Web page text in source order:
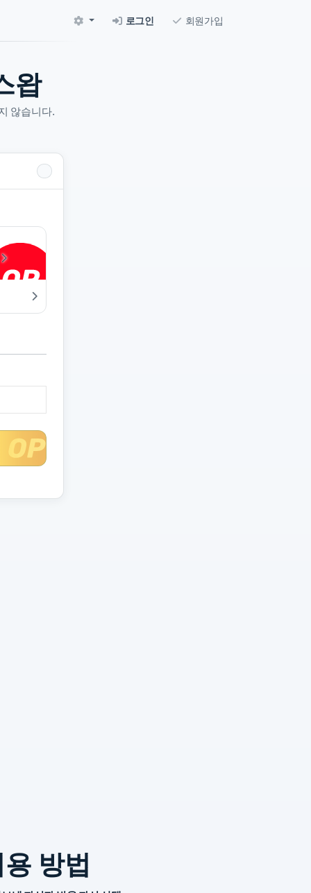
로그인 회원가입
왑
않습니다.
방법